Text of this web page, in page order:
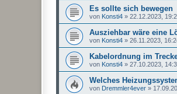
Es sollte sich bewegen
von Konsti4 » 22.12.2023,
Ausziehbar wäre eine
von Konsti4 » 26.11.2023,
Kabelordnung im
von Konsti4 » 27.10.2023,
Welches
von Dremmler4ever »